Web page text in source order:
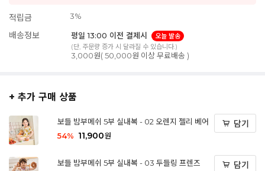
적립금 3%
배송정보 평일 13:00 이전 결제시
오늘 발송
(단, 주문량 증가 시 달라질 수 있습니다.)
3,000원( 50,000원 이상 무료배송 )
+ 추가 구매 상품
보들 밤부메쉬 5부 실내복 - 02 오렌지 젤리 베어
54% 11,900원
담기
보들 밤부메쉬 5부 실내복 - 03 두들링 프렌즈
담기